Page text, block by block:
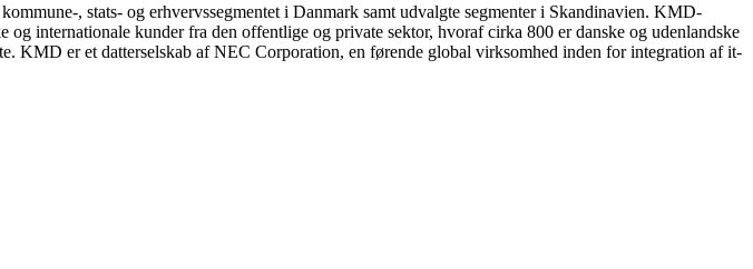
, stats- og erhvervssegmentet i Danmark samt udvalgte segmenter i Skandinavien. KMD-
internationale kunder fra den offentlige og private sektor, hvoraf cirka 800 er danske og udenlandske
KMD er et datterselskab af NEC Corporation, en førende global virksomhed inden for integration af it-